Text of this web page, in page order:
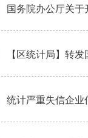
国务院办公厅关于
【区统计局】转
统计严重失信企业